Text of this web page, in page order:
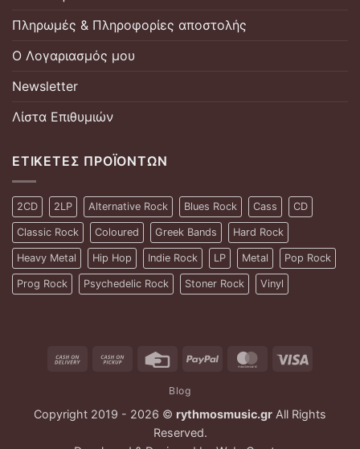
Πληρωμές & Πληροφορίες αποστολής
Ο Λογαριασμός μου
Newsletter
Λίστα Επιθυμιών
ΕΤΙΚΈΤΕΣ ΠΡΟΪΌΝΤΩΝ
2CD 2LP Alternative Rock Blues Rock Cass CD
Classic Rock Coloured Greek Bands Hard Rock
Heavy Metal Hip Hop Indie Rock LP Metal Pop Rock
Prog Rock Psychedelic Rock Stoner Rock Vinyl
Cash
Cash
Credit
PayPal MasterCard
Blog
Copyright 2019 - 2026 © rythmosmusic.gr All Rights
Reserved.